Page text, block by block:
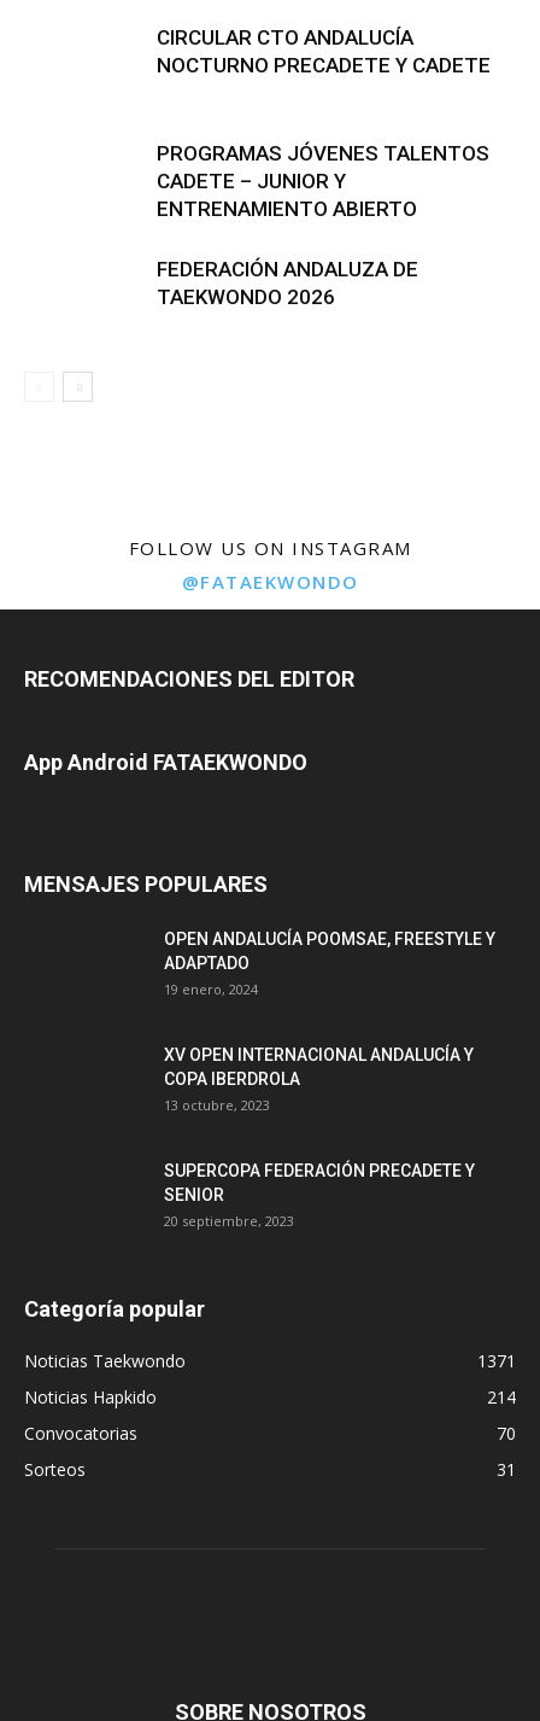
CIRCULAR CTO ANDALUCÍA
NOCTURNO PRECADETE Y CADETE
PROGRAMAS JÓVENES TALENTOS
CADETE – JUNIOR Y
ENTRENAMIENTO ABIERTO
FEDERACIÓN ANDALUZA DE
TAEKWONDO 2026
FOLLOW US ON INSTAGRAM
@FATAEKWONDO
RECOMENDACIONES DEL EDITOR
App Android FATAEKWONDO
MENSAJES POPULARES
OPEN ANDALUCÍA POOMSAE, FREESTYLE Y
ADAPTADO
19 enero, 2024
XV OPEN INTERNACIONAL ANDALUCÍA Y
COPA IBERDROLA
13 octubre, 2023
SUPERCOPA FEDERACIÓN PRECADETE Y
SENIOR
20 septiembre, 2023
Categoría popular
Noticias Taekwondo
1371
Noticias Hapkido
214
Convocatorias
70
Sorteos
31
SOBRE NOSOTROS